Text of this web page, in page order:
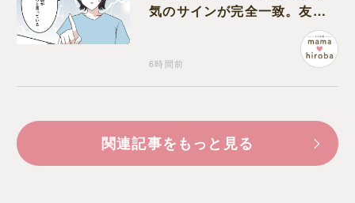
気のサインが完全一致。友人
6時間前
関連記事をもっと見る